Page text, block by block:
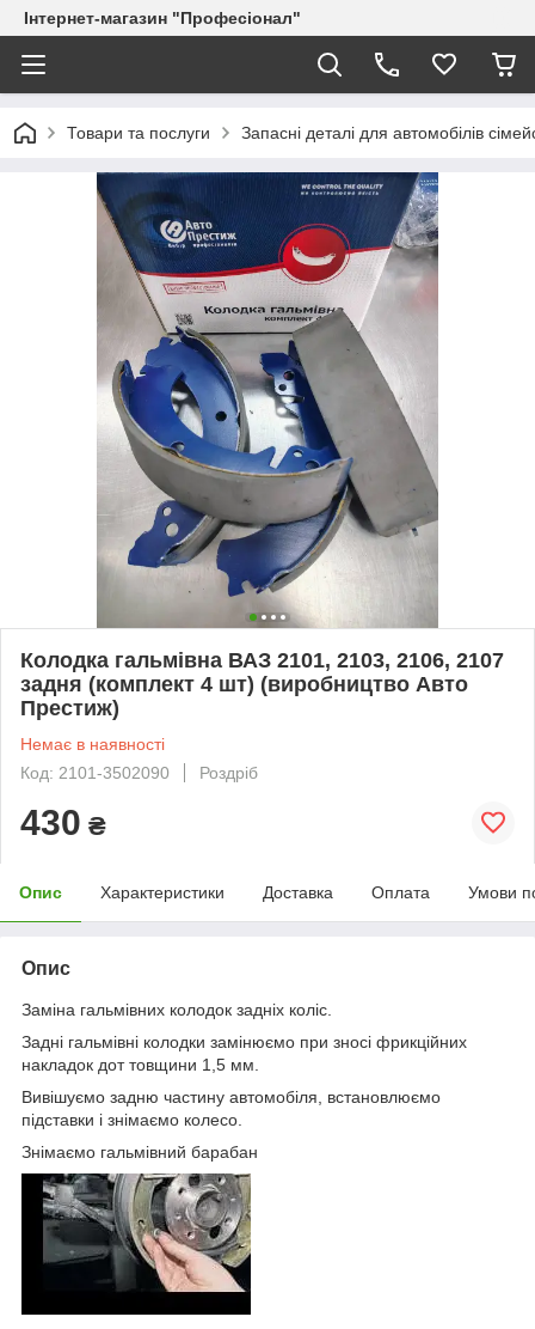
Інтернет-магазин "Професіонал"
Товари та послуги Запасні деталі для автомобілів
Колодка гальмівна ВАЗ 2101, 2103, 2106, 2107
задня (комплект 4 шт) (виробництво Авто
Престиж)
Немає в наявності
Код: 2101-3502090
Роздріб
430 ₴
Опис Характеристики Доставка Оплата Умови
Опис
Заміна гальмівних колодок задніх коліс.
Задні гальмівні колодки замінюємо при зносі фрикційних
накладок дот товщини 1,5 мм.
Вивішуємо задню частину автомобіля, встановлюємо
підставки і знімаємо колесо.
Знімаємо гальмівний барабан